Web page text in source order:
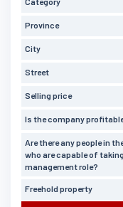
Province
City
Street
Selling price
Is the company
Are there any people in
who are capable of
management role?
Freehold property